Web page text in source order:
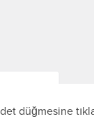
düğmesine